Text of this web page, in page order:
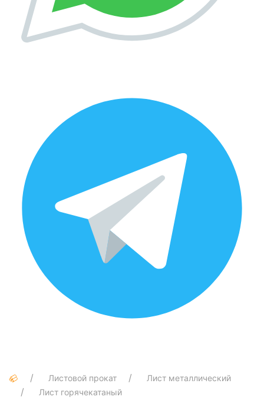
Листовой прокат
Лист металлический
Лист горячекатаный